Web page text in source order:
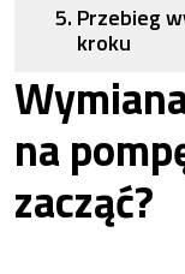
Przebieg
kroku
na
zacząć?